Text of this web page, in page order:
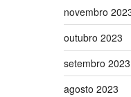
novembro
outubro 2023
setembro 2023
agosto 2023